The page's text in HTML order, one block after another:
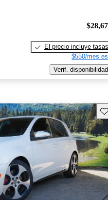
El precio incluye tasas
$550/mes
Verif. disponibilidad